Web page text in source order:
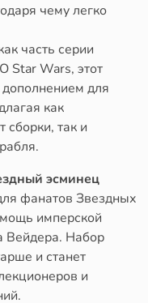
чему легко
часть серии
Star Wars, этот
для
как
сборки, так и
эсминец
фанатов Звездных
имперской
Вейдера. Набор
и станет
и